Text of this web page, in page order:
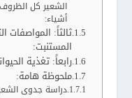
الشعير كل الظروف
أشياء:
ثالثاً:
المستنبت:
رابعاً: تغذية
ملحوظة هامة:
دراسة جدوى